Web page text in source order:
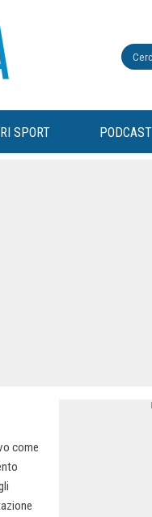
SPORT PODCAST
come